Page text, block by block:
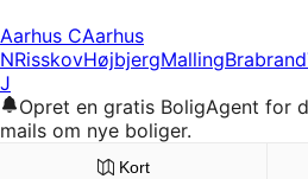
Aarhus CAarhus
NRisskovHøjbjergMallingBrabrand
J
Opret en gratis BoligAgent for
mails om nye boliger.
Kort